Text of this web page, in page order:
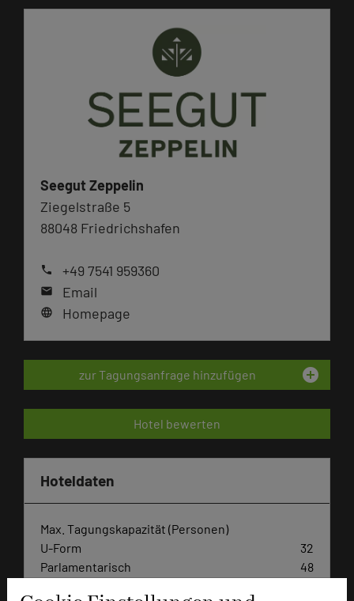
Seegut Zeppelin
Ziegelstraße 5
88048 Friedrichshafen
phone +49 7541 959360
mail Email
language Homepage
zur Tagungsanfrage hinzufügen add_circle
Hotel bewerten
Hoteldaten
Max. Tagungskapazität (Personen)
U-Form
32
Parlamentarisch
48